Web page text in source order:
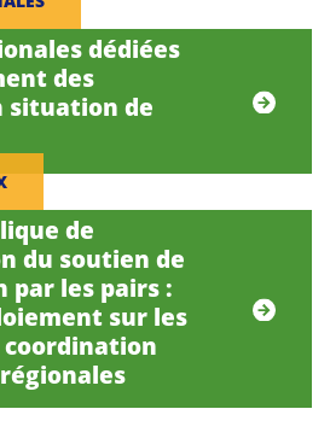
dédiées
des
situation de
de
du soutien de
par les pairs :
sur les